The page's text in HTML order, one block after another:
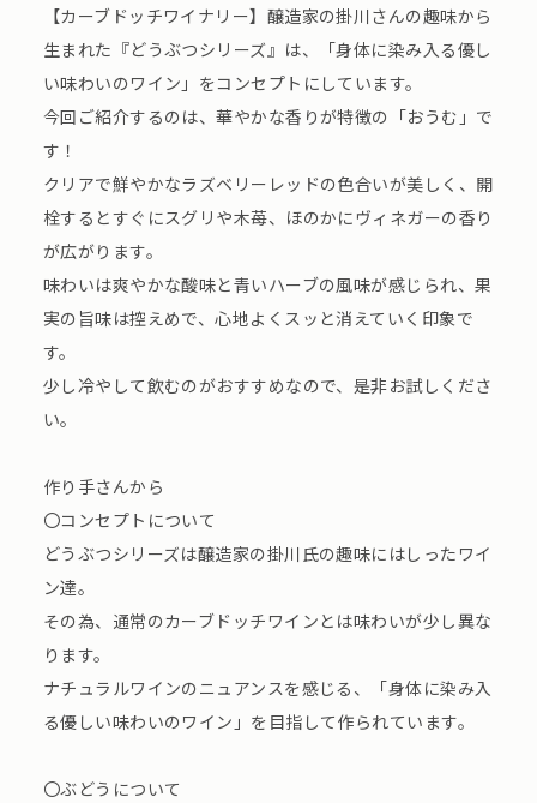
【カーブドッチワイナリー】醸造家の掛川さんの趣味から
生まれた『どうぶつシリーズ』は、「身体に染み入る優し
い味わいのワイン」をコンセプトにしています。
今回ご紹介するのは、華やかな香りが特徴の「おうむ」で
す！
クリアで鮮やかなラズベリーレッドの色合いが美しく、開
栓するとすぐにスグリや木苺、ほのかにヴィネガーの香り
が広がります。
味わいは爽やかな酸味と青いハーブの風味が感じられ、果
実の旨味は控えめで、心地よくスッと消えていく印象で
す。
少し冷やして飲むのがおすすめなので、是非お試しくださ
い。
作り手さんから
〇コンセプトについて
どうぶつシリーズは醸造家の掛川氏の趣味にはしったワイ
ン達。
その為、通常のカーブドッチワインとは味わいが少し異な
ります。
ナチュラルワインのニュアンスを感じる、「身体に染み入
る優しい味わいのワイン」を目指して作られています。
〇ぶどうについて